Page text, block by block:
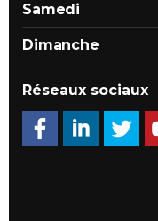
Samedi
Dimanche
Réseaux sociaux